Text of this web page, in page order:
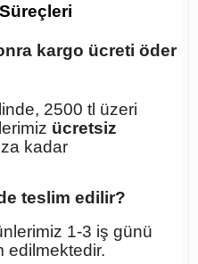
kargo ücreti öder
2500 tl üzeri
ücretsiz
kadar
teslim edilir?
1-3 iş günü
edilmektedir.